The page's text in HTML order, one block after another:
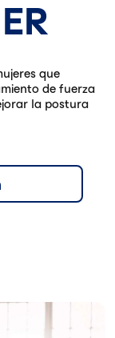
que
de fuerza
la postura